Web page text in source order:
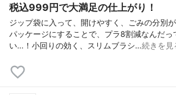
税込999円で大満足の仕上がり！
ジップ袋に入って、開けやすく、ごみの分別
パッケージにすることで、プラ8割減なんだ
い…！小回りの効く、スリムブラシ…続きを見